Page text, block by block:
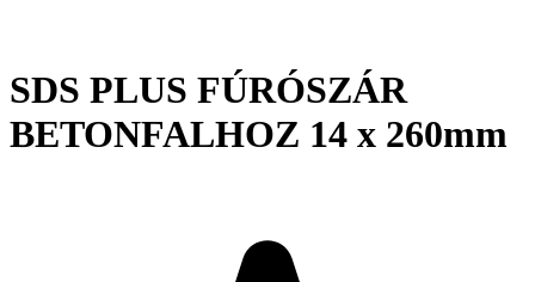
SDS PLUS FÚRÓSZÁR
BETONFALHOZ 14 x 260mm